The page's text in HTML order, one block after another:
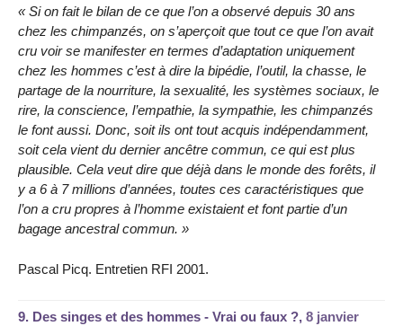
« Si on fait le bilan de ce que l’on a observé depuis 30 ans
chez les chimpanzés, on s’aperçoit que tout ce que l’on avait
cru voir se manifester en termes d’adaptation uniquement
chez les hommes c’est à dire la bipédie, l’outil, la chasse, le
partage de la nourriture, la sexualité, les systèmes sociaux, le
rire, la conscience, l’empathie, la sympathie, les chimpanzés
le font aussi. Donc, soit ils ont tout acquis indépendamment,
soit cela vient du dernier ancêtre commun, ce qui est plus
plausible. Cela veut dire que déjà dans le monde des forêts, il
y a 6 à 7 millions d’années, toutes ces caractéristiques que
l’on a cru propres à l’homme existaient et font partie d’un
bagage ancestral commun. »
Pascal Picq. Entretien RFI 2001.
9. Des singes et des hommes - Vrai ou faux ?, 8 janvier